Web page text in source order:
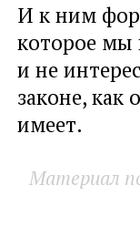
И к ним
которое мы
и не
законе, как
имеет.
Материал